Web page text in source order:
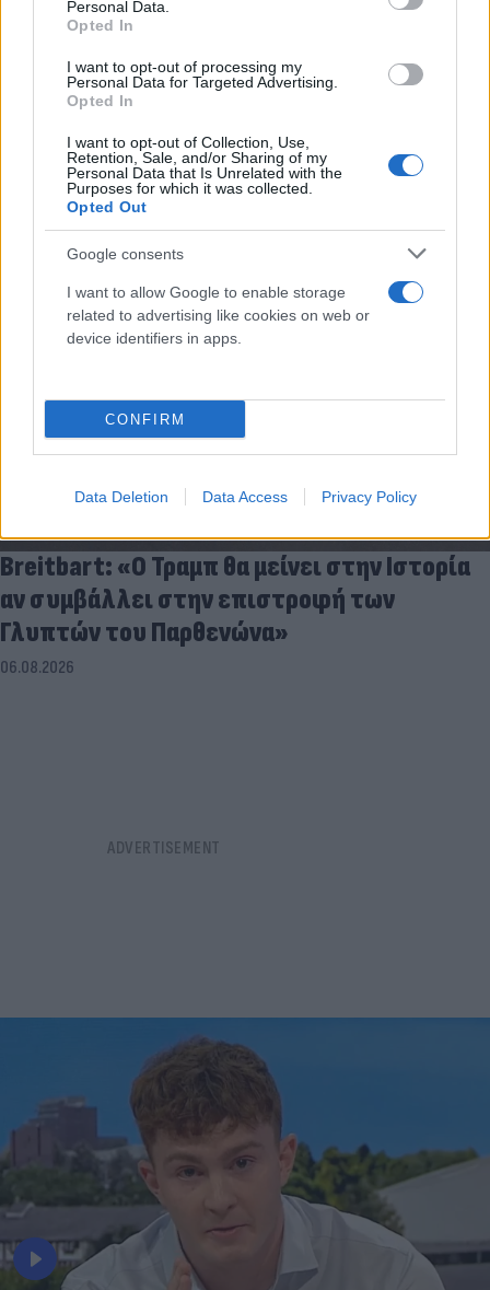
Personal Data.
Opted In
I want to opt-out of processing my
Personal Data for Targeted Advertising.
Opted In
I want to opt-out of Collection, Use,
Retention, Sale, and/or Sharing of my
Personal Data that Is Unrelated with the
Purposes for which it was collected.
Opted Out
Google consents
I want to allow Google to enable storage
related to advertising like cookies on web or
device identifiers in apps.
CONFIRM
Data Deletion Data Access Privacy Policy
FLASH FOCUS
Breitbart: «Ο Τραμπ θα μείνει στην Ιστορία
αν συμβάλλει στην επιστροφή των
Γλυπτών του Παρθενώνα»
06.08.2026